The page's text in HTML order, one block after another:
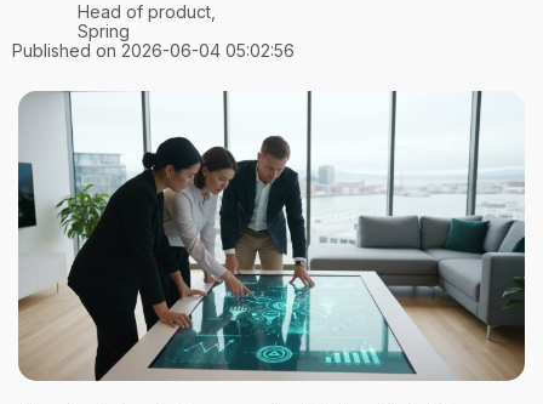
Head of product,
Spring
Published on 2026-06-04 05:02:56